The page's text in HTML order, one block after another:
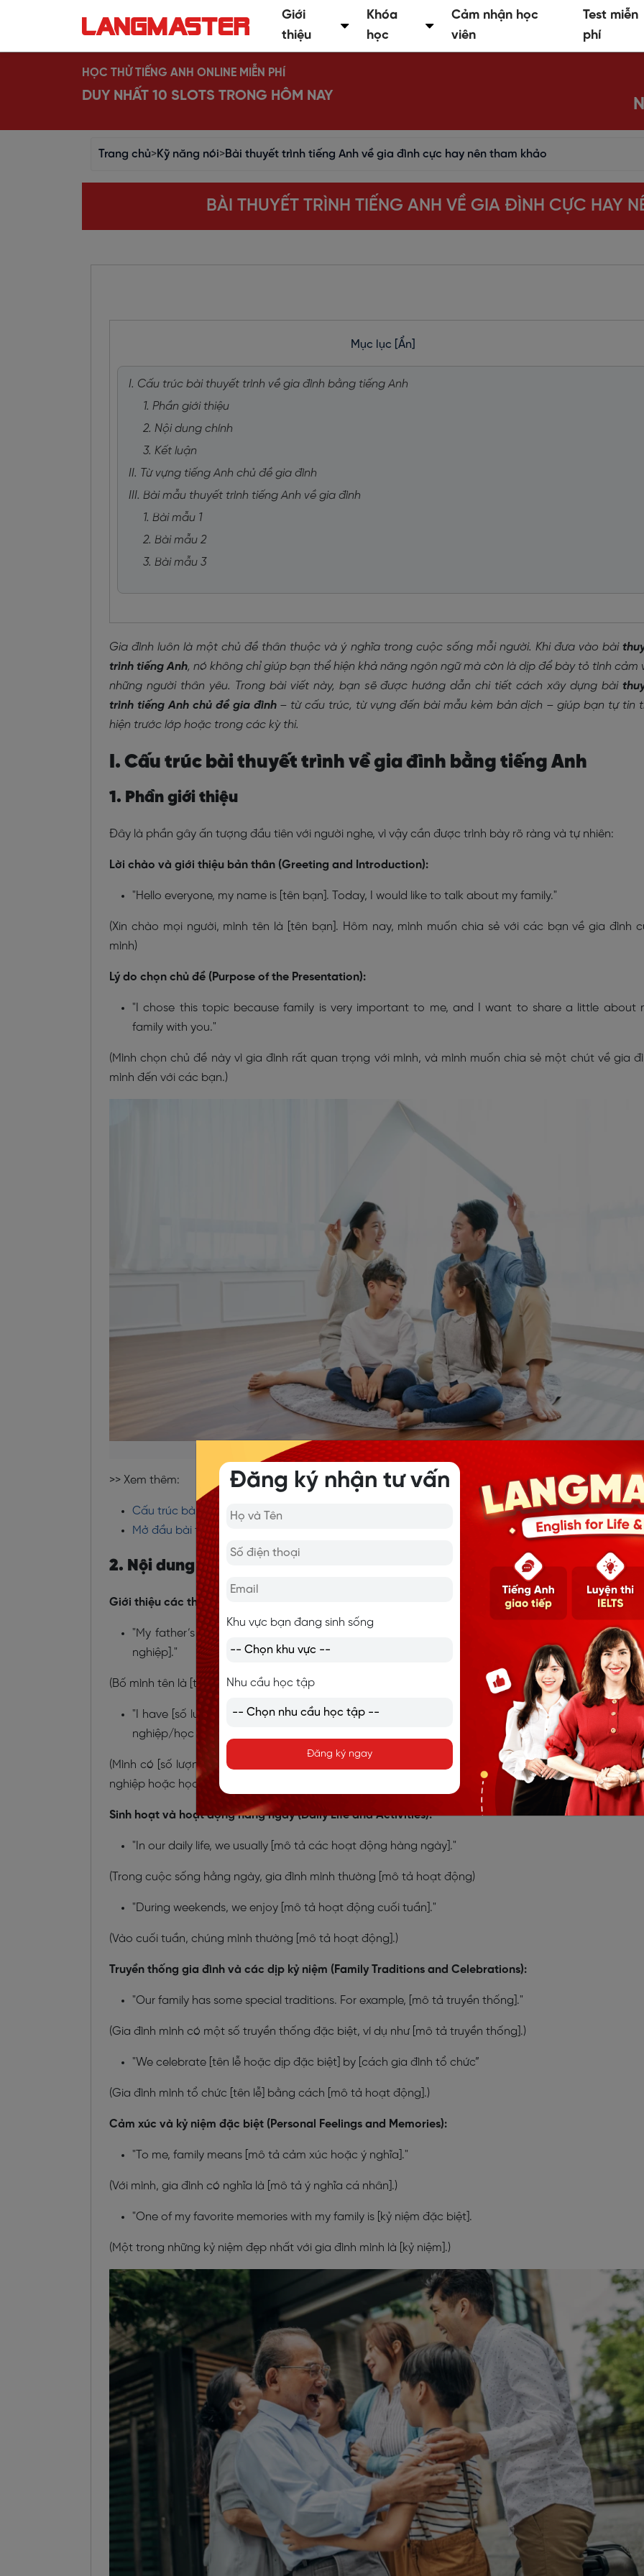
Giới
thiệu
Khóa
học
Cảm nhận học
viên
Test miễn
phí
HỌC THỬ TIẾNG ANH ONLINE MIỄN PHÍ
DUY NHẤT 10 SLOTS TRONG HÔM NAY
Trang chủ>Kỹ năng nói>Bài thuyết trình tiếng Anh về gia đình cực hay nên tham khảo
BÀI THUYẾT TRÌNH TIẾNG ANH VỀ GIA ĐÌNH CỰC HAY
Mục lục [Ẩn]
I. Cấu trúc bài thuyết trình về gia đình bằng tiếng Anh
1. Phần giới thiệu
2. Nội dung chính
3. Kết luận
II. Từ vựng tiếng Anh chủ đề gia đình
III. Bài mẫu thuyết trình tiếng Anh về gia đình
1. Bài mẫu 1
2. Bài mẫu 2
3. Bài mẫu 3
Gia đình luôn là một chủ đề thân thuộc và ý nghĩa trong cuộc sống mỗi người. Khi đưa vào bài
trình tiếng Anh, nó không chỉ giúp bạn thể hiện khả năng ngôn ngữ mà còn là dịp để bày tỏ tình cảm
những người thân yêu. Trong bài viết này, bạn sẽ được hướng dẫn chi tiết cách xây dựng bài
trình tiếng Anh chủ đề gia đình– từ cấu trúc, từ vựng đến bài mẫu kèm bản dịch – giúp bạn tự tin
hiện trước lớp hoặc trong các kỳ thi.
I. Cấu trúc bài thuyết trình về gia đình bằng tiếng Anh
1. Phần giới thiệu
Đây là phần gây ấn tượng đầu tiên với người nghe, vì vậy cần được trình bày rõ ràng và tự nhiên:
Lời chào và giới thiệu bản thân (Greeting and Introduction):
"Hello everyone, my name is [tên bạn]. Today, I would like to talk about my family."
(Xin chào mọi người, mình tên là [tên bạn]. Hôm nay, mình muốn chia sẻ với các bạn về gia đình
mình)
Lý do chọn chủ đề (Purpose of the Presentation):
"I chose this topic because family is very important to me, and I want to share a little about
family with you."
(Mình chọn chủ đề này vì gia đình rất quan trọng với mình, và mình muốn chia sẻ một chút về gia
mình đến với các bạn.)
Thuyết trình tiếng Anh về gia đình
>> Xem thêm:
Cấu trúc bài thuyết trình tiếng Anh
Mở đầu bài thuyết trình bằng tiếng Anh
2. Nội dung chính
Giới thiệu các thành viên trong gia đình (Introducing Family Members):
"My father’s name is [tên ba]. He is a [nghề nghiệp]. My mother’s name is [tên mẹ]. She is a
nghiệp]."
(Bố mình tên là [tên ba]. Ông ấy làm nghề [nghề nghiệp]. Mẹ mình tên là [tên mẹ] và bà là [nghề
"I have [số lượng] siblings. My brother/sister’s name is [tên]. He/She is [tuổi] years old and is a
nghiệp/học sinh]."
(Mình có [số lượng] anh/chị/em. Tên của anh/chị/em mình là [tên]. Anh ấy/chị ấy [tuổi] tuổi và là
nghiệp hoặc học sinh].)
Sinh hoạt và hoạt động hằng ngày (Daily Life and Activities):
"In our daily life, we usually [mô tả các hoạt động hàng ngày]."
(Trong cuộc sống hằng ngày, gia đình mình thường [mô tả hoạt động)
"During weekends, we enjoy [mô tả hoạt động cuối tuần]."
(Vào cuối tuần, chúng mình thường [mô tả hoạt động].)
Truyền thống gia đình và các dịp kỷ niệm (Family Traditions and Celebrations):
"Our family has some special traditions. For example, [mô tả truyền thống]."
(Gia đình mình có một số truyền thống đặc biệt, ví dụ như [mô tả truyền thống].)
"We celebrate [tên lễ hoặc dịp đặc biệt] by [cách gia đình tổ chức”
(Gia đình mình tổ chức [tên lễ] bằng cách [mô tả hoạt động].)
Cảm xúc và kỷ niệm đặc biệt (Personal Feelings and Memories):
"To me, family means [mô tả cảm xúc hoặc ý nghĩa]."
(Với mình, gia đình có nghĩa là [mô tả ý nghĩa cá nhân].)
"One of my favorite memories with my family is [kỷ niệm đặc biệt].
(Một trong những kỷ niệm đẹp nhất với gia đình mình là [kỷ niệm].)
Đăng ký nhận tư vấn
Khu vực bạn đang sinh sống
Nhu cầu học tập
Đăng ký ngay